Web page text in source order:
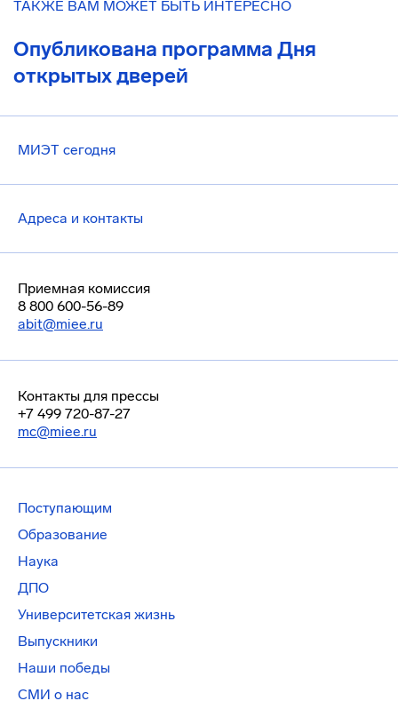
ТАКЖЕ ВАМ МОЖЕТ БЫТЬ ИНТЕРЕСНО
Опубликована программа Дня
открытых дверей
МИЭТ сегодня
Адреса и контакты
Приемная комиссия
8 800 600-56-89
abit@miee.ru
Контакты для прессы
+7 499 720-87-27
mc@miee.ru
Поступающим
Образование
Наука
ДПО
Университетская жизнь
Выпускники
Наши победы
СМИ о нас